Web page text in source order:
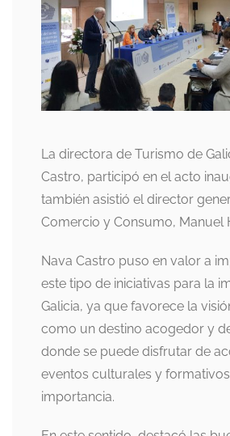
La directora de Turismo de
Castro, participó en el acto
también asistió el director
Comercio y Consumo, Manuel
Nava Castro puso en valor a
este tipo de iniciativas para la
Galicia, ya que favorece la
como un destino acogedor y
donde se puede disfrutar de
eventos culturales y
importancia.